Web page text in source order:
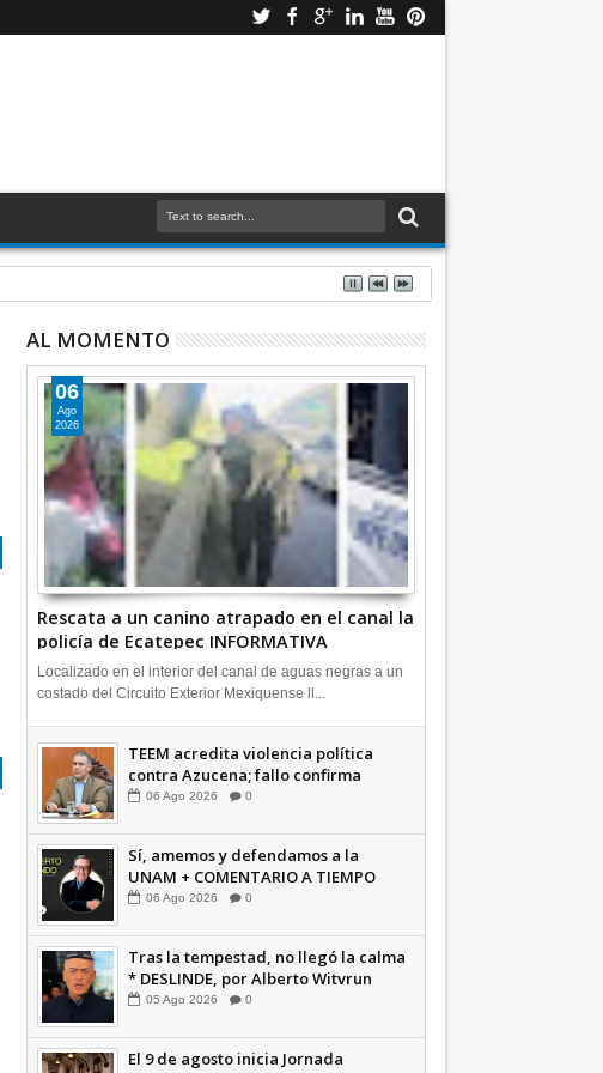
AL MOMENTO
Rescata a un canino atrapado en el canal la
policía de Ecatepec INFORMATIVA
06
Ago
2026
Localizado en el interior del canal de aguas negras a un
costado del Circuito Exterior Mexiquense ll...
TEEM acredita violencia política
contra Azucena; fallo confirma
guerra sucia: Octavio Martínez
06 Ago 2026 0
Sí, amemos y defendamos a la
UNAM + COMENTARIO A TIEMPO
06 Ago 2026 0
Tras la tempestad, no llegó la calma
* DESLINDE, por Alberto Witvrun
OPINIÓN
05 Ago 2026 0
El 9 de agosto inicia Jornada